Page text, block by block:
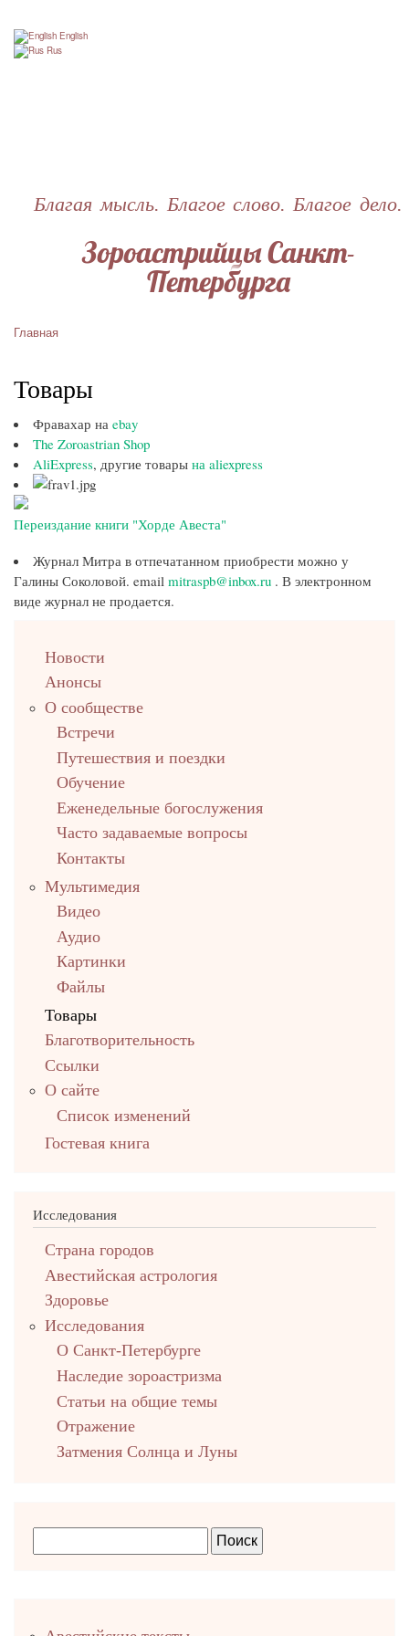
Зороастрийцы Санкт-
Петербурга
Благая мысль. Благое слово. Благое дело.
English
Rus
Главная
Товары
Фравахар на ebay
The Zoroastrian Shop
AliExpress, другие товары на aliexpress
Переиздание книги "Хорде Авеста"
Журнал Митра в отпечатанном приобрести можно у
Галины Соколовой. email mitraspb@inbox.ru . В электронном
виде журнал не продается.
upНовости
Анонсы
О сообществе
Встречи
Путешествия и поездки
Обучение
Еженедельные богослужения
Часто задаваемые вопросы
Контакты
Мультимедия
Видео
Аудио
Картинки
Файлы
Товары
Благотворительность
Ссылки
О сайте
Список изменений
Гостевая книга
Исследования
Страна городов
Авестийская астрология
Здоровье
Исследования
О Санкт-Петербурге
Наследие зороастризма
Cтатьи на общие темы
Отражение
Затмения Солнца и Луны